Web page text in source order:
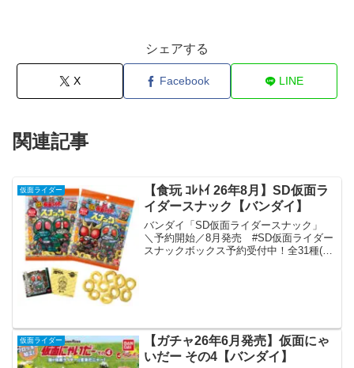
シェアする
X Facebook LINE
関連記事
仮面ライダー
【食玩 ｺﾚﾄｲ 26年8月】SD仮面ラ
イダースナック【バンダイ】
バンダイ「SD仮面ライダースナック」
＼予約開始／8月発売 #SD仮面ライダー
スナックボックス予約受付中！全31種(う
仮面ライダー
【ガチャ26年6月発売】仮面にゃ
いだー その4【バンダイ】